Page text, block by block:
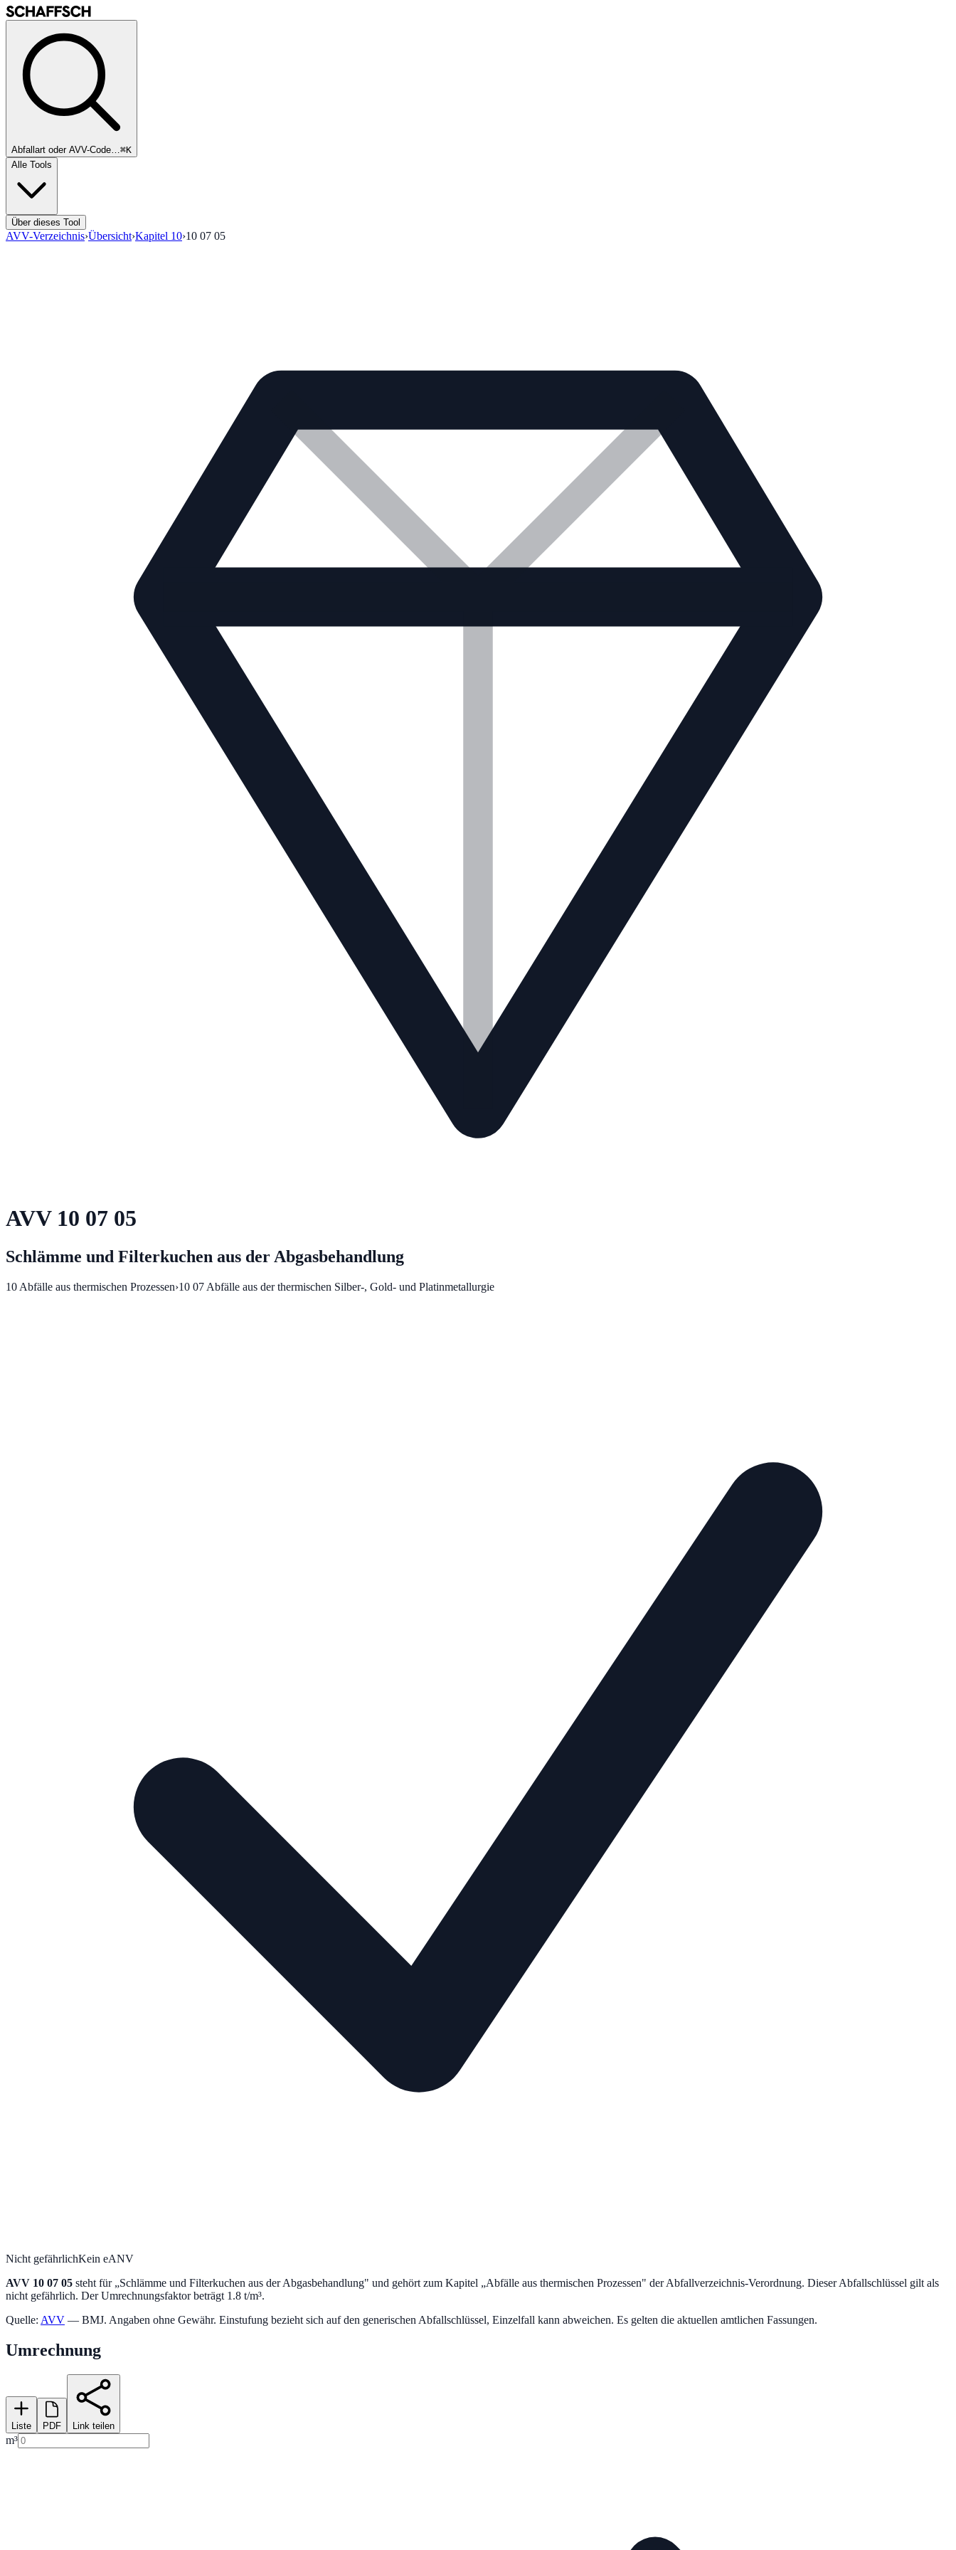
Abfallart oder AVV-Code…⌘K
Alle Tools
Über dieses Tool
AVV-Verzeichnis›Übersicht›Kapitel 10›10 07 05
AVV 10 07 05
Schlämme und Filterkuchen aus der Abgasbehandlung
10 Abfälle aus thermischen Prozessen›10 07 Abfälle aus der thermischen Silber-, Gold- und Platinmetallurgie
Nicht gefährlichKein eANV
AVV 10 07 05 steht für „Schlämme und Filterkuchen aus der Abgasbehandlung" und gehört zum Kapitel „Abfälle aus thermischen Prozessen" der Abfallverzeichnis-Verordnung. Dieser Abfallschlüssel gilt als
nicht gefährlich. Der Umrechnungsfaktor beträgt 1.8 t/m³.
Quelle: AVV — BMJ. Angaben ohne Gewähr. Einstufung bezieht sich auf den generischen Abfallschlüssel, Einzelfall kann abweichen. Es gelten die aktuellen amtlichen Fassungen.
Umrechnung
Liste PDF Link teilen
m³